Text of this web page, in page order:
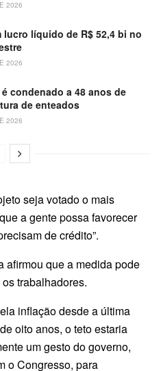
2026
lucro líquido de R$ 52,4 bi no
2026
condenado a 48 anos de
de enteados
2026
seja votado o mais
a gente possa favorecer
de crédito”.
afirmou que a medida pode
trabalhadores.
inflação desde a última
oito anos, o teto estaria
um gesto do governo,
o Congresso, para